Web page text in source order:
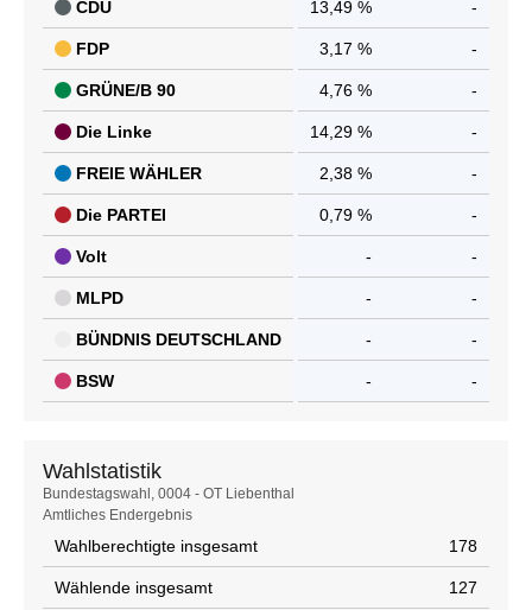
CDU 13,49 % -
FDP 3,17 % -
GRÜNE/B 90 4,76 % -
Die Linke 14,29 % -
FREIE WÄHLER 2,38 % -
Die PARTEI 0,79 % -
Volt - -
MLPD - -
BÜNDNIS DEUTSCHLAND - -
BSW - -
Wahlstatistik
Wahlstatistik
Bundestagswahl, 0004 - OT Liebenthal
Amtliches Endergebnis
Wahlberechtigte insgesamt 178
Wählende insgesamt 127